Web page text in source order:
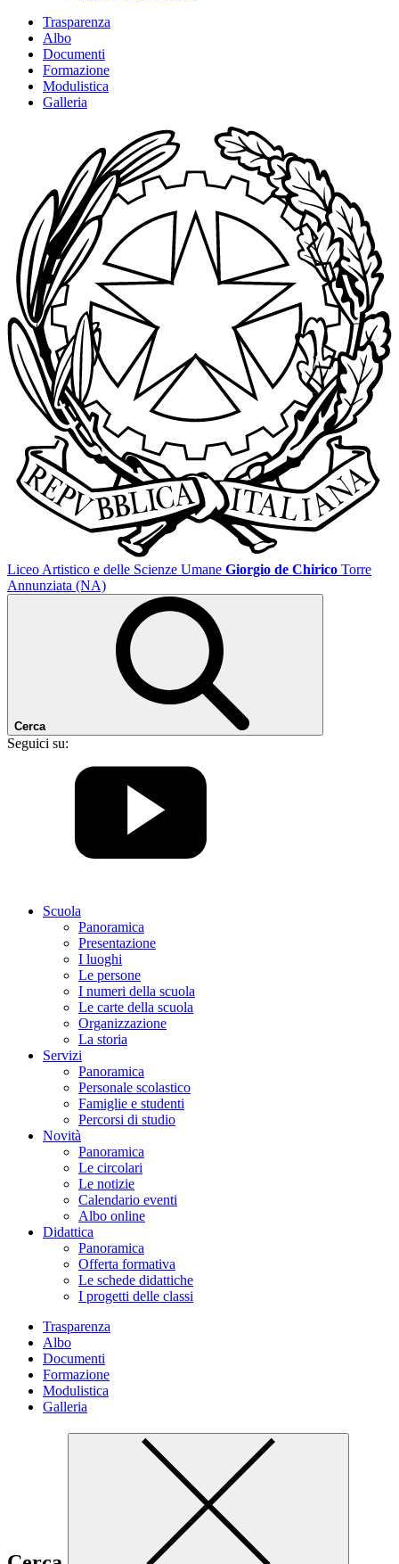
Trasparenza
Albo
Documenti
Formazione
Modulistica
Galleria
Liceo Artistico e delle Scienze Umane Giorgio de Chirico Torre
Annunziata (NA)
Cerca
Seguici su:
Scuola
Panoramica
Presentazione
I luoghi
Le persone
I numeri della scuola
Le carte della scuola
Organizzazione
La storia
Servizi
Panoramica
Personale scolastico
Famiglie e studenti
Percorsi di studio
Novità
Panoramica
Le circolari
Le notizie
Calendario eventi
Albo online
Didattica
Panoramica
Offerta formativa
Le schede didattiche
I progetti delle classi
Trasparenza
Albo
Documenti
Formazione
Modulistica
Galleria